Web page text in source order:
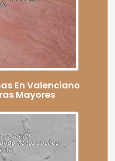
En Valenciano
Mayores